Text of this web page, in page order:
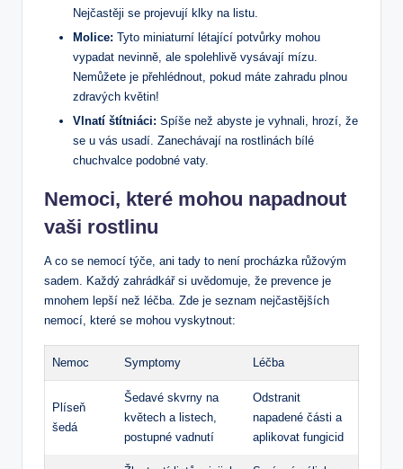
Nejčastěji se projevují klky na listu.
Molice: Tyto miniaturní létající potvůrky mohou
vypadat nevinně, ale spolehlivě vysávají mízu.
Nemůžete je přehlédnout, pokud máte zahradu plnou
zdravých květin!
Vlnatí štítniáci: Spíše než abyste je vyhnali, hrozí, že
se u vás usadí. Zanechávají na rostlinách bílé
chuchvalce podobné vaty.
Nemoci, které mohou napadnout
vaši rostlinu
A co se nemocí týče, ani tady to není procházka růžovým
sadem. Každý zahrádkář si uvědomuje, že prevence je
mnohem lepší než léčba. Zde je seznam nejčastějších
nemocí, které se mohou vyskytnout:
Nemoc Symptomy Léčba
Plíseň
šedá
Šedavé skvrny na
květech a listech,
postupné vadnutí
Odstranit
napadené části a
aplikovat fungicid